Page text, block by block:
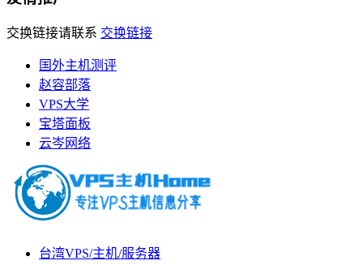
交换链接请联系 交换链接
国外主机测评
赵容部落
VPS大学
宝塔面板
云岑网络
台湾VPS/主机/服务器